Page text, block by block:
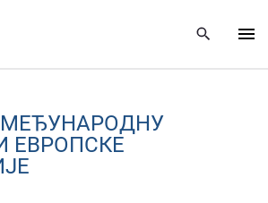
МЕЂУНАРОДНУ
ЕВРОПСКЕ